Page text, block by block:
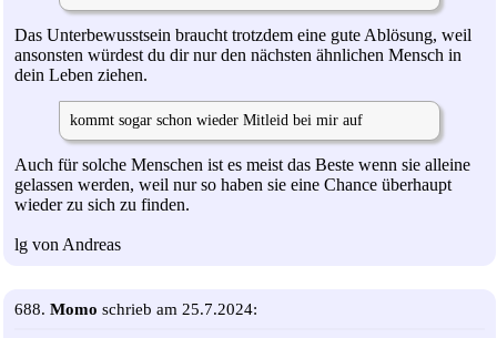
Das Unterbewusstsein braucht trotzdem eine gute Ablösung, weil
ansonsten würdest du dir nur den nächsten ähnlichen Mensch in
dein Leben ziehen.
kommt sogar schon wieder Mitleid bei mir auf
Auch für solche Menschen ist es meist das Beste wenn sie alleine
gelassen werden, weil nur so haben sie eine Chance überhaupt
wieder zu sich zu finden.
lg von Andreas
688. Momo schrieb am 25.7.2024: